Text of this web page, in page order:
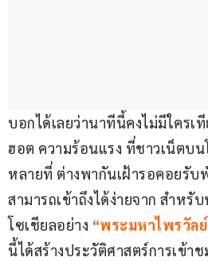
บอกได้เลยว่านาทีนี้คงไม่มีใครเ
ฮอต ความร้อนแรง ที่ชาวเน็ตบ
หลายที่ ต่างพากันเฝ้ารอคอยรับ
สามารถเข้าถึงได้ง่ายจาก สำหรั
โซเชียลอย่าง “พระมหาไพรวัล
นี้ได้สร้างประวัติศาสตร์การเข้า